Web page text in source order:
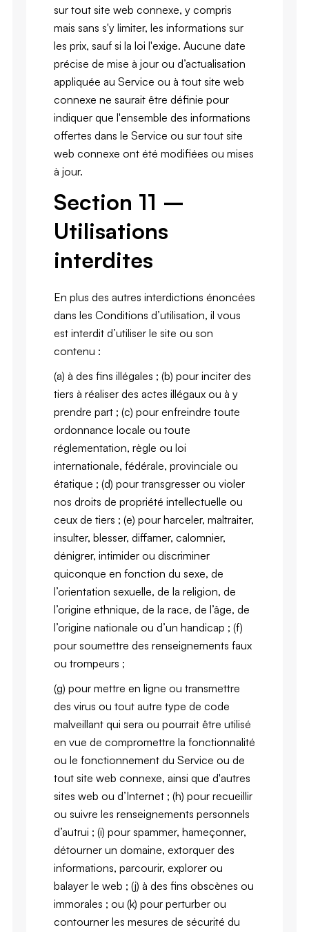
sur tout site web connexe, y compris
mais sans s'y limiter, les informations sur
les prix, sauf si la loi l'exige. Aucune date
précise de mise à jour ou d’actualisation
appliquée au Service ou à tout site web
connexe ne saurait être définie pour
indiquer que l'ensemble des informations
offertes dans le Service ou sur tout site
web connexe ont été modifiées ou mises
à jour.
Section 11 –
Utilisations
interdites
En plus des autres interdictions énoncées
dans les Conditions d’utilisation, il vous
est interdit d’utiliser le site ou son
contenu :
(a) à des fins illégales ; (b) pour inciter des
tiers à réaliser des actes illégaux ou à y
prendre part ; (c) pour enfreindre toute
ordonnance locale ou toute
réglementation, règle ou loi
internationale, fédérale, provinciale ou
étatique ; (d) pour transgresser ou violer
nos droits de propriété intellectuelle ou
ceux de tiers ; (e) pour harceler, maltraiter,
insulter, blesser, diffamer, calomnier,
dénigrer, intimider ou discriminer
quiconque en fonction du sexe, de
l’orientation sexuelle, de la religion, de
l’origine ethnique, de la race, de l’âge, de
l’origine nationale ou d’un handicap ; (f)
pour soumettre des renseignements faux
ou trompeurs ;
(g) pour mettre en ligne ou transmettre
des virus ou tout autre type de code
malveillant qui sera ou pourrait être utilisé
en vue de compromettre la fonctionnalité
ou le fonctionnement du Service ou de
tout site web connexe, ainsi que d'autres
sites web ou d’Internet ; (h) pour recueillir
ou suivre les renseignements personnels
d’autrui ; (i) pour spammer, hameçonner,
détourner un domaine, extorquer des
informations, parcourir, explorer ou
balayer le web ; (j) à des fins obscènes ou
immorales ; ou (k) pour perturber ou
contourner les mesures de sécurité du